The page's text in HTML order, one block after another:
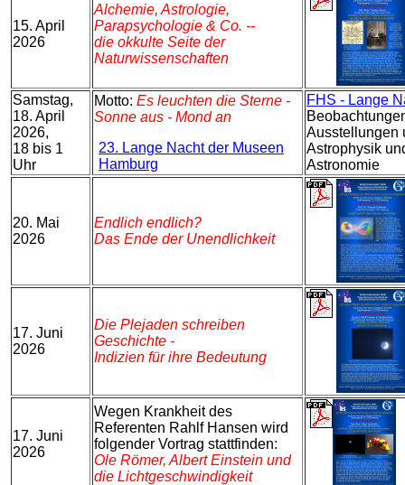
15. April
2026
Alchemie, Astrologie,
Parapsychologie & Co. --
die okkulte Seite der
Naturwissenschaften
Samstag,
18. April
2026,
18 bis 1
Uhr
Motto: Es leuchten die Sterne -
Sonne aus - Mond an
23. Lange Nacht der Museen
Hamburg
FHS - Lange
Ausstellungen
Astrophysik
Astronomie
20. Mai
2026
Endlich endlich?
Das Ende der Unendlichkeit
17. Juni
2026
Die Plejaden schreiben
Geschichte -
Indizien für ihre Bedeutung
17. Juni
2026
Wegen Krankheit des
Referenten Rahlf Hansen wird
folgender Vortrag stattfinden:
Ole Römer, Albert Einstein und
die Lichtgeschwindigkeit